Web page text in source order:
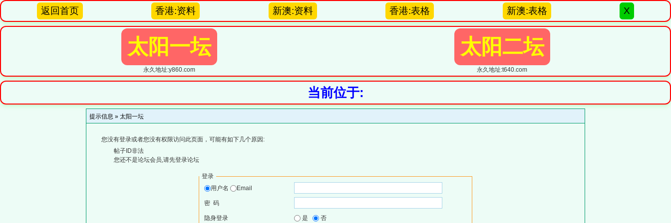
返回首页 香港:资料 新澳:资料 香港:表格 新澳:表格 X
太阳一坛
永久地址:y860.com
太阳二坛
永久地址:t640.com
当前位于:
提示信息 » 太阳一坛
您没有登录或者您没有权限访问此页面，可能有如下几个原因:
帖子ID非法
您还不是论坛会员,请先登录论坛
登录
用户名
Email
密 码
隐身登录 是 否